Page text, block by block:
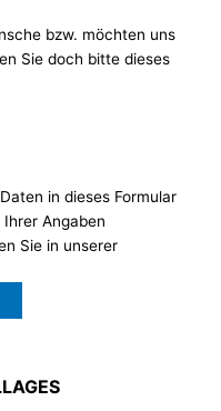
bzw. möchten uns
Sie doch bitte dieses
in dieses Formular
Angaben
Sie in unserer